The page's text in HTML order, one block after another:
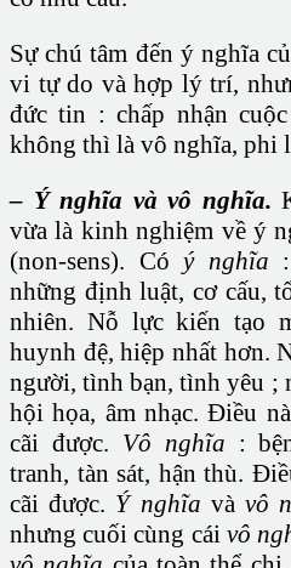
Sự chú tâm đến ý nghĩa
vi tự do và hợp lý trí,
đức tin : chấp nhận
không thì là vô nghĩa, phi
– Ý nghĩa và vô nghĩa.
vừa là kinh nghiệm về ý
(non-sens). Có ý nghĩa
những định luật, cơ cấu,
nhiên. Nỗ lực kiến tạo
huynh đệ, hiệp nhất hơn.
người, tình bạn, tình yêu ;
hội họa, âm nhạc. Điều
cãi được. Vô nghĩa :
tranh, tàn sát, hận thù.
cãi được. Ý nghĩa vàvô
nhưng cuối cùng cái vô